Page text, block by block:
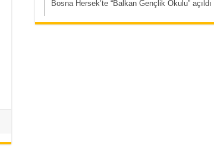
Bosna Hersek’te “Balkan Gençlik Okulu” açıldı